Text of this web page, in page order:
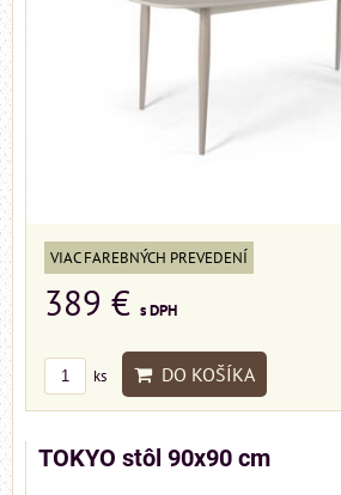
VIAC FAREBNÝCH PREVEDENÍ
389 € s DPH
ks DO KOŠÍKA
TOKYO stôl 90x90 cm